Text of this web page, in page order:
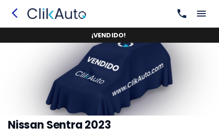
¡VENDIDO!
Nissan Sentra 2023